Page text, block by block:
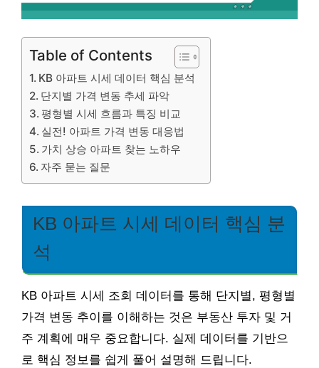
Table of Contents
KB 아파트 시세 데이터 핵심 분석
단지별 가격 변동 추세 파악
평형별 시세 흐름과 특징 비교
실전! 아파트 가격 변동 대응법
가치 상승 아파트 찾는 노하우
자주 묻는 질문
KB 아파트 시세 데이터 핵심 분
석
KB 아파트 시세 조회 데이터를 통해 단지별, 평형별
가격 변동 추이를 이해하는 것은 부동산 투자 및 거
주 계획에 매우 중요합니다. 실제 데이터를 기반으
로 핵심 정보를 쉽게 풀어 설명해 드립니다.